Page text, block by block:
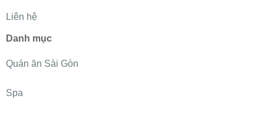
Liên hệ
Danh mục
Quán ăn Sài Gòn
Spa